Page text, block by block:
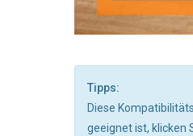
Tipps:
Diese
geeignet ist, klicken